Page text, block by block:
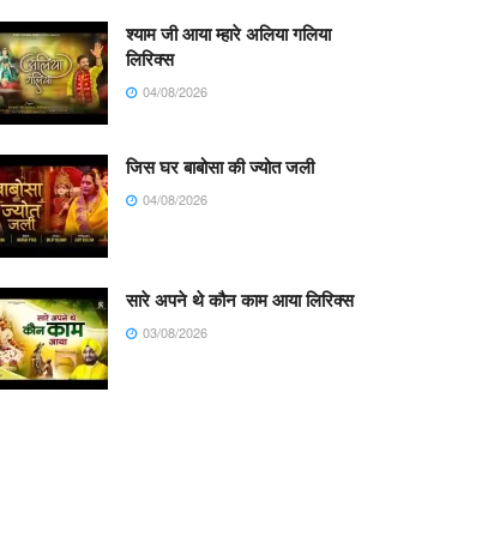
श्याम जी आया म्हारे अलिया गलिया
लिरिक्स
04/08/2026
जिस घर बाबोसा की ज्योत जली
04/08/2026
सारे अपने थे कौन काम आया लिरिक्स
03/08/2026